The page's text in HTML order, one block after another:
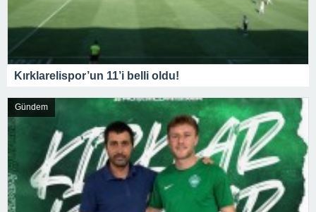
Kırklarelispor’un 11’i belli oldu!
Gündem